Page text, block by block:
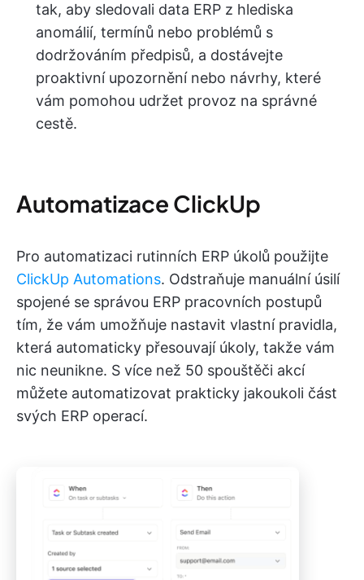
tak, aby sledovali data ERP z hlediska
anomálií, termínů nebo problémů s
dodržováním předpisů, a dostávejte
proaktivní upozornění nebo návrhy, které
vám pomohou udržet provoz na správné
cestě.
Automatizace ClickUp
Pro automatizaci rutinních ERP úkolů použijte
ClickUp Automations. Odstraňuje manuální úsilí
spojené se správou ERP pracovních postupů
tím, že vám umožňuje nastavit vlastní pravidla,
která automaticky přesouvají úkoly, takže vám
nic neunikne. S více než 50 spouštěči akcí
můžete automatizovat prakticky jakoukoli část
svých ERP operací.